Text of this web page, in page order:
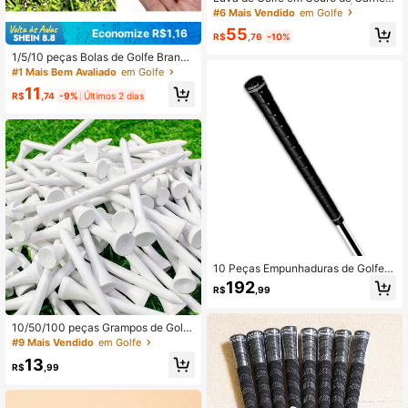
Economize R$1,16
1/5/10 peças Bolas de Golfe Branca
s Ocas de 41mm, Moldadas por Sop
mento Interno, Brinquedos de Estim
#1 Mais Bem Avaliado em Golfe
R$11 ,74 -9% Últimos 2 dias
10/50/100 peças Grampos de Golfe
de Madeira Branca de 8,3 cm/3,26
o Externo
#9 Mais Vendido em Golfe
R$13 ,99
o Genuíno, Mão Esquerda Única, Aj
vel, Durável, Unissex
#6 Mais Vendido em Golfe
R$55 ,76 -10%
10 Peças Empunhaduras de Golfe d
e Borracha Premium Antiderrapante
s – Padrão & Tamanho Médio, Ajust
R$192 ,99